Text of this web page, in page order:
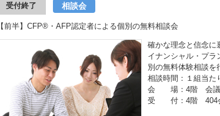
受付終了 相談会
【前半】CFP®・AFP認定者による個別の無料相談会
確かな理念と信念に
イナンシャル・プ
別の無料体験相談を
相談時間：１組当た
会 場：4階 会議
受 付：4階 404